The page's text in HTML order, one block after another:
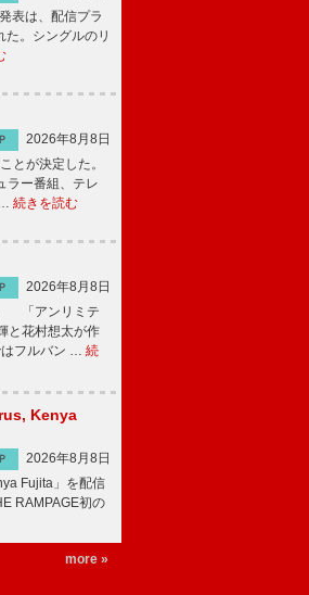
表は、配信プラ
。シングルのリ
2026年8月8日
とが決定した。
ラー番組、テレ
続きを読む
2026年8月8日
「アンリミテ
と花村想太が作
はフルバン … 続
Kenya
2026年8月8日
Fujita」を配信
RAMPAGE初の
more »